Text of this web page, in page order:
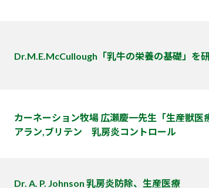
Dr.M.E.McCullough「乳牛の栄養の基礎」を
カーネーション牧場 広瀬慶一先生「生産獣医
アラン,ブリテン 乳房炎コントロール
Dr. A. P. Johnson 乳房炎防除、生産医療